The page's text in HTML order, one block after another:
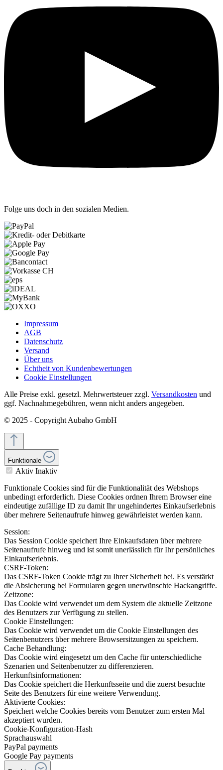
Folge uns doch in den sozialen Medien.
Impressum
AGB
Datenschutz
Versand
Über uns
Echtheit von Kundenbewertungen
Cookie Einstellungen
Alle Preise exkl. gesetzl. Mehrwertsteuer zzgl. Versandkosten und
ggf. Nachnahmegebühren, wenn nicht anders angegeben.
© 2025 - Copyright Aubaho GmbH
Funktionale
Aktiv Inaktiv
Funktionale Cookies sind für die Funktionalität des Webshops
unbedingt erforderlich. Diese Cookies ordnen Ihrem Browser eine
eindeutige zufällige ID zu damit Ihr ungehindertes Einkaufserlebnis
über mehrere Seitenaufrufe hinweg gewährleistet werden kann.
Session:
Das Session Cookie speichert Ihre Einkaufsdaten über mehrere
Seitenaufrufe hinweg und ist somit unerlässlich für Ihr persönliches
Einkaufserlebnis.
CSRF-Token:
Das CSRF-Token Cookie trägt zu Ihrer Sicherheit bei. Es verstärkt
die Absicherung bei Formularen gegen unerwünschte Hackangriffe.
Zeitzone:
Das Cookie wird verwendet um dem System die aktuelle Zeitzone
des Benutzers zur Verfügung zu stellen.
Cookie Einstellungen:
Das Cookie wird verwendet um die Cookie Einstellungen des
Seitenbenutzers über mehrere Browsersitzungen zu speichern.
Cache Behandlung:
Das Cookie wird eingesetzt um den Cache für unterschiedliche
Szenarien und Seitenbenutzer zu differenzieren.
Herkunftsinformationen:
Das Cookie speichert die Herkunftsseite und die zuerst besuchte
Seite des Benutzers für eine weitere Verwendung.
Aktivierte Cookies:
Speichert welche Cookies bereits vom Benutzer zum ersten Mal
akzeptiert wurden.
Cookie-Konfiguration-Hash
Sprachauswahl
PayPal payments
Google Pay payments